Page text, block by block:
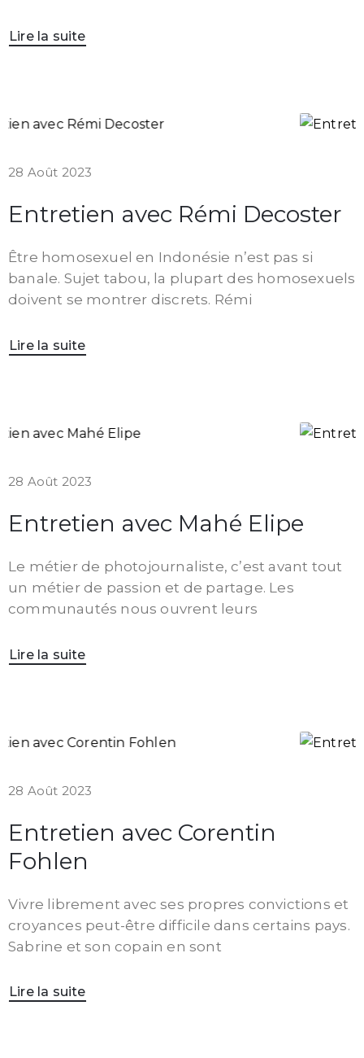
Lire la suite
28 Août 2023
Entretien avec Rémi Decoster
Être homosexuel en Indonésie n’est pas si
banale. Sujet tabou, la plupart des homosexuels
doivent se montrer discrets. Rémi
Lire la suite
28 Août 2023
Entretien avec Mahé Elipe
Le métier de photojournaliste, c’est avant tout
un métier de passion et de partage. Les
communautés nous ouvrent leurs
Lire la suite
28 Août 2023
Entretien avec Corentin
Fohlen
Vivre librement avec ses propres convictions et
croyances peut-être difficile dans certains pays.
Sabrine et son copain en sont
Lire la suite